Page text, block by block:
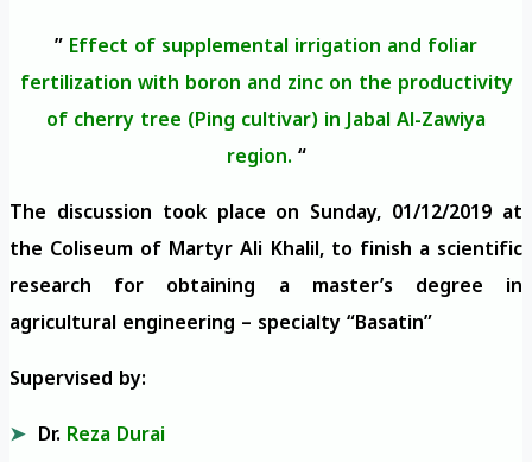
”Effect of supplemental irrigation and foliar
fertilization with boron and zinc on the productivity
of cherry tree (Ping cultivar) in Jabal Al-Zawiya
region.“
The discussion took place on Sunday, 01/12/2019 at
the Coliseum of Martyr Ali Khalil, to finish a scientific
research for obtaining a master’s degree in
agricultural engineering – specialty “Basatin”
Supervised by:
Dr. Reza Durai